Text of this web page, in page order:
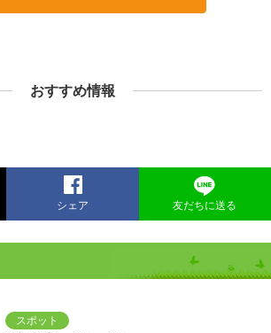
おすすめ情報
シェア 友だちに送る